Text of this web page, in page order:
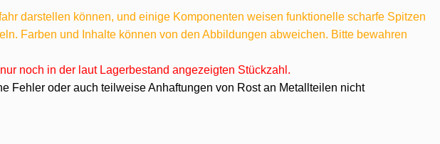
darstellen können, und einige Komponenten weisen funktionelle scharfe Spitzen
Farben und Inhalte können von den Abbildungen abweichen. Bitte bewahren
noch in der laut Lagerbestand angezeigten Stückzahl.
Fehler oder auch teilweise Anhaftungen von Rost an Metallteilen nicht